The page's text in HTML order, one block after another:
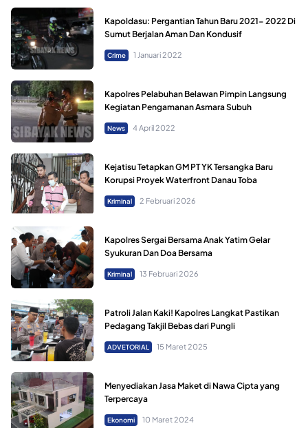
Kapoldasu: Pergantian Tahun Baru 2021- 2022 Di
Sumut Berjalan Aman Dan Kondusif
Crime 1 Januari 2022
Kapolres Pelabuhan Belawan Pimpin Langsung
Kegiatan Pengamanan Asmara Subuh
News 4 April 2022
Kejatisu Tetapkan GM PT YK Tersangka Baru
Korupsi Proyek Waterfront Danau Toba
Kriminal 2 Februari 2026
Kapolres Sergai Bersama Anak Yatim Gelar
Syukuran Dan Doa Bersama
Kriminal 13 Februari 2026
Patroli Jalan Kaki! Kapolres Langkat Pastikan
Pedagang Takjil Bebas dari Pungli
ADVETORIAL 15 Maret 2025
Menyediakan Jasa Maket di Nawa Cipta yang
Terpercaya
Ekonomi 10 Maret 2024